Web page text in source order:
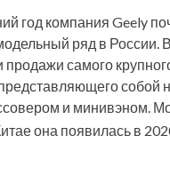
год компания Geely
ряд в России.
продажи самого
собой
и минивэном.
она появилась в